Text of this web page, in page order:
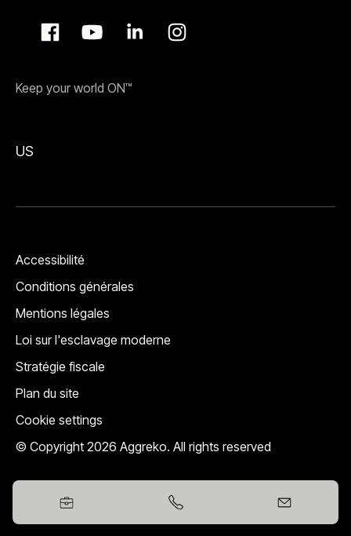
Keep your world ON™
US
© Copyright 2026 Aggreko. All rights reserved
Accessibilité
Conditions générales
Mentions légales
Loi sur l'esclavage moderne
Stratégie fiscale
Plan du site
Cookie settings